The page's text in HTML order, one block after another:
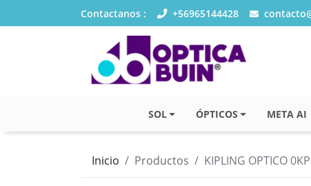
Contactanos : +56965144428
SOL ÓPTICOS META AI
Inicio Productos KIPLING OPTICO